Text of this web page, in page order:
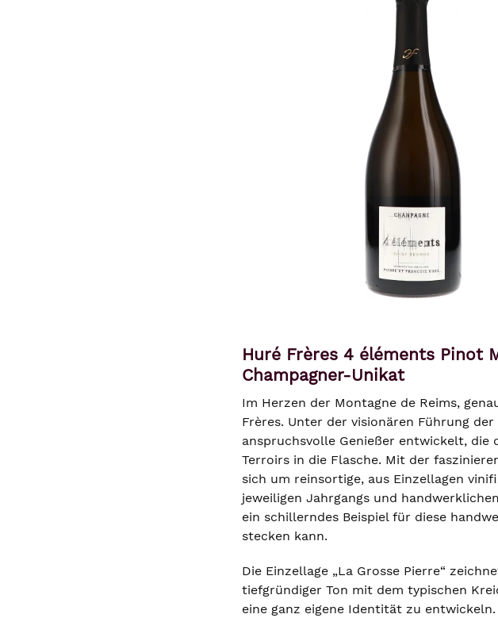
Huré Frères 4 éléments Pinot
Champagner-Unikat
Im Herzen der Montagne de Reims,
Frères. Unter der visionären Führung
anspruchsvolle Genießer entwickelt, die
Terroirs in die Flasche. Mit der
sich um reinsortige, aus Einzellagen
jeweiligen Jahrgangs und
ein schillerndes Beispiel für diese
stecken kann.
Die Einzellage „La Grosse Pierre“
tiefgründiger Ton mit dem typischen
eine ganz eigene Identität zu